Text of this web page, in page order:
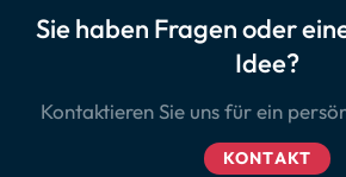
Sie haben Fragen oder
Idee?
Kontaktieren Sie uns für ein
KONTAKT